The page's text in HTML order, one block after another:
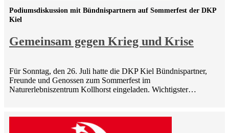
Gemeinsam gegen Krieg und Krise
Podiumsdiskussion mit Bündnispartnern auf Sommerfest der DKP
Kiel
Für Sonntag, den 26. Juli hatte die DKP Kiel Bündnispartner,
Freunde und Genossen zum Sommerfest im
Naturerlebniszentrum Kollhorst eingeladen. Wichtigster…